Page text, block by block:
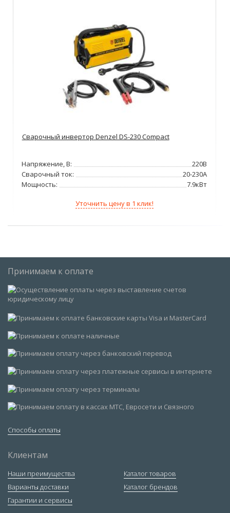
Сварочный инвертор Denzel DS-230 Compact
Напряжение, В:
220В
Сварочный ток:
20-230А
Мощность:
7.9кВт
Уточнить цену в 1 клик!
Принимаем к оплате
Способы оплаты
Клиентам
Наши преимущества
Варианты доставки
Гарантии и сервисы
Каталог товаров
Каталог брендов